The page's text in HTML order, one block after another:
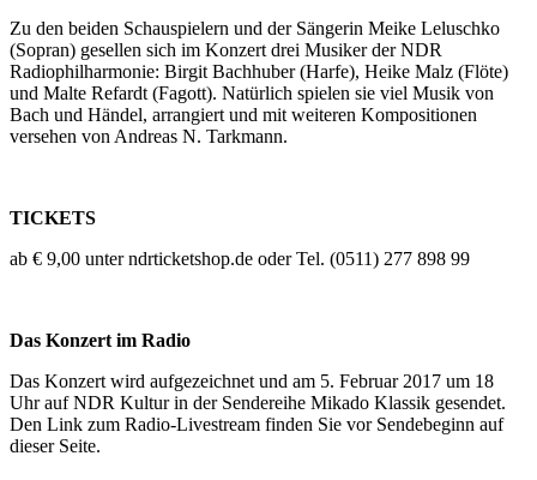
Zu den beiden Schauspielern und der Sängerin Meike Leluschko
(Sopran) gesellen sich im Konzert drei Musiker der NDR
Radiophilharmonie: Birgit Bachhuber (Harfe), Heike Malz (Flöte)
und Malte Refardt (Fagott). Natürlich spielen sie viel Musik von
Bach und Händel, arrangiert und mit weiteren Kompositionen
versehen von Andreas N. Tarkmann.
TICKETS
ab € 9,00 unter ndrticketshop.de oder Tel. (0511) 277 898 99
Das Konzert im Radio
Das Konzert wird aufgezeichnet und am 5. Februar 2017 um 18
Uhr auf NDR Kultur in der Sendereihe Mikado Klassik gesendet.
Den Link zum Radio-Livestream finden Sie vor Sendebeginn auf
dieser Seite.